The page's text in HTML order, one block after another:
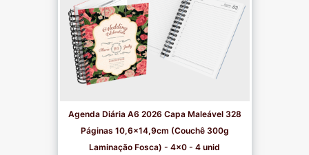
Agenda Diária A6 2026 Capa Maleável 328
Páginas 10,6x14,9cm (Couchê 300g
Laminação Fosca) - 4x0 - 4 unid